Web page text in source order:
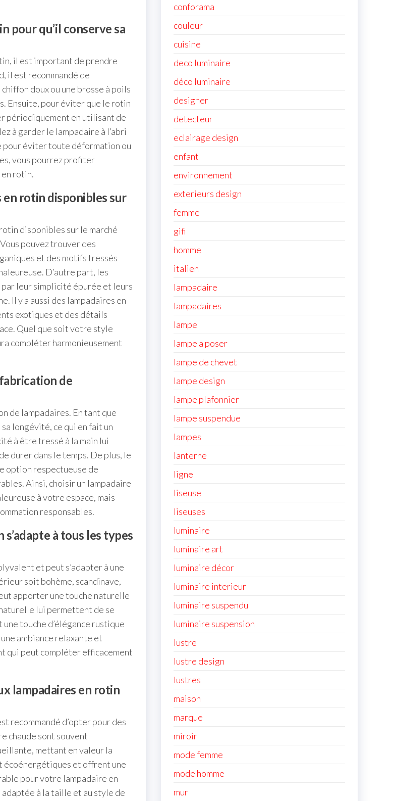
pour qu’il conserve sa
il est important de prendre
il est recommandé de
doux ou une brosse à poils
Ensuite, pour éviter que le rotin
périodiquement en utilisant de
à garder le lampadaire à l’abri
pour éviter toute déformation ou
vous pourrez profiter
rotin.
rotin disponibles sur
disponibles sur le marché
pouvez trouver des
et des motifs tressés
D’autre part, les
leur simplicité épurée et leurs
Il y a aussi des lampadaires en
exotiques et des détails
Quel que soit votre style
compléter harmonieusement
de
de lampadaires. En tant que
longévité, ce qui en fait un
à être tressé à la main lui
durer dans le temps. De plus, le
option respectueuse de
Ainsi, choisir un lampadaire
à votre espace, mais
responsables.
à tous les types
et peut s’adapter à une
soit bohème, scandinave,
apporter une touche naturelle
lui permettent de se
touche d’élégance rustique
ambiance relaxante et
qui peut compléter efficacement
lampadaires en rotin
recommandé d’opter pour des
chaude sont souvent
mettant en valeur la
écoénergétiques et offrent une
pour votre lampadaire en
à la taille et au style de
conforama
couleur
cuisine
deco luminaire
déco luminaire
designer
detecteur
eclairage design
enfant
environnement
exterieurs design
femme
gifi
homme
italien
lampadaire
lampadaires
lampe
lampe a poser
lampe de chevet
lampe design
lampe plafonnier
lampe suspendue
lampes
lanterne
ligne
liseuse
liseuses
luminaire
luminaire art
luminaire décor
luminaire interieur
luminaire suspendu
luminaire suspension
lustre
lustre design
lustres
maison
marque
miroir
mode femme
mode homme
mur